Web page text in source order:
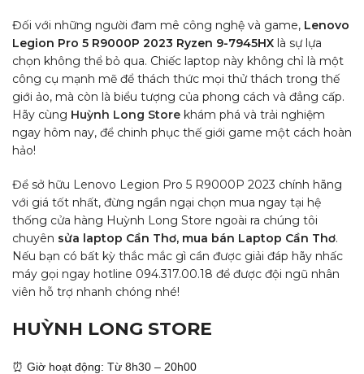
Đối với những người đam mê công nghệ và game, Lenovo
Legion Pro 5 R9000P 2023 Ryzen 9-7945HX là sự lựa
chọn không thể bỏ qua. Chiếc laptop này không chỉ là một
công cụ mạnh mẽ để thách thức mọi thử thách trong thế
giới ảo, mà còn là biểu tượng của phong cách và đẳng cấp.
Hãy cùng Huỳnh Long Store khám phá và trải nghiệm
ngay hôm nay, để chinh phục thế giới game một cách hoàn
hảo!
Để sở hữu Lenovo Legion Pro 5 R9000P 2023 chính hãng
với giá tốt nhất, đừng ngần ngại chọn mua ngay tại hệ
thống cửa hàng Huỳnh Long Store ngoài ra chúng tôi
chuyên sửa laptop Cần Thơ, mua bán Laptop Cần Thơ.
Nếu bạn có bất kỳ thắc mắc gì cần được giải đáp hãy nhấc
máy gọi ngay hotline 094.317.00.18 để được đội ngũ nhân
viên hỗ trợ nhanh chóng nhé!
HUỲNH LONG STORE
⏰ Giờ hoạt động: Từ 8h30 – 20h00